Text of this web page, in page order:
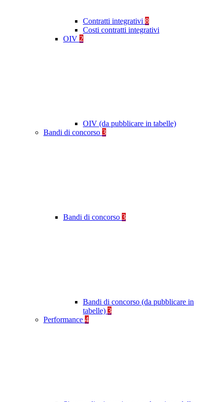
Contratti integrativi 8
Costi contratti integrativi
OIV 2
OIV (da pubblicare in tabelle)
Bandi di concorso 3
Bandi di concorso 3
Bandi di concorso (da pubblicare in
tabelle) 3
Performance 4